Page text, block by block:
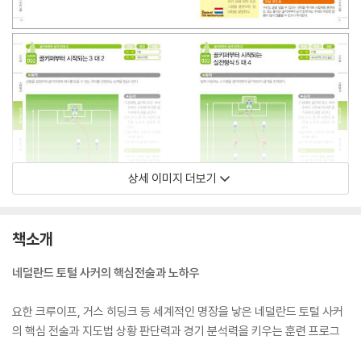
상세 이미지 더보기
책소개
네덜란드 토털 사커의 핵심전술과 노하우
요한 크루이프, 거스 히딩크 등 세계적인 명장을 낳은 네덜란드 토털 사커
의 핵심 전술과 지도법 상황 판단력과 경기 분석력을 키우는 훈련 프로그